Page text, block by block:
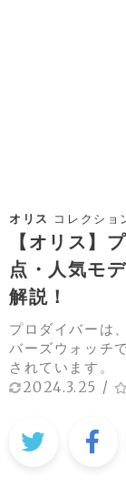
オリス コレクショ
【オリス】
点・人気モ
解説！
プロダイバーは
バーズウォッチ
されています。
2024.3.25 /